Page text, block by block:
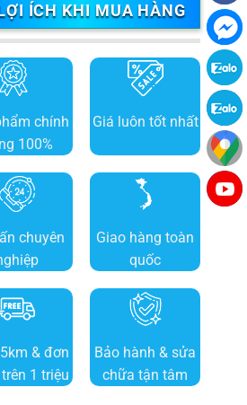
ÍCH KHI MUA HÀNG
chính
100%
Giá luôn tốt nhất
chuyên
Giao hàng toàn
quốc
& đơn
1 triệu
Bảo hành & sửa
chữa tận tâm